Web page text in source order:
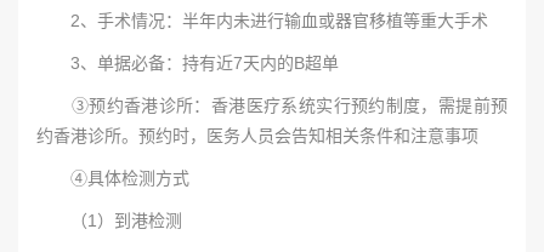
2、手术情况：半年内未进行输血或器官移植等重大手术
3、单据必备：持有近7天内的B超单
③预约香港诊所：香港医疗系统实行预约制度，需提前预
约香港诊所。预约时，医务人员会告知相关条件和注意事项
④具体检测方式
（1）到港检测